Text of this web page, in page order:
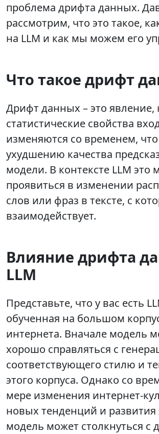
проблема дрифта данных.
рассмотрим, что это такое,
на LLM и как мы можем его
Что такое дрифт
Дрифт данных – это явление,
статистические свойства
изменяются со временем,
ухудшению качества
модели. В контексте LLM это
проявиться в изменении
слов или фраз в тексте, с
взаимодействует.
Влияние дрифта
LLM
Представьте, что у вас есть
обученная на большом
интернета. Вначале модель
хорошо справляться с
соответствующего стилю и
этого корпуса. Однако со
мере изменения интернет-
новых тенденций и развития
модель может столкнуться с